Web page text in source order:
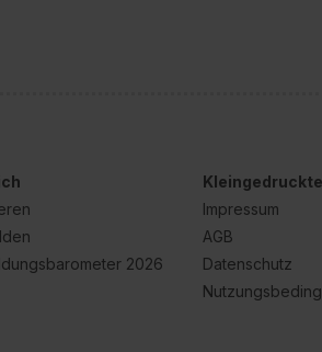
2026
Impressum
AGB
Datenschutz